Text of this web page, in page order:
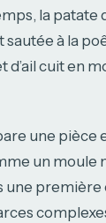
la patate
sautée à la
d’ail cuit en
une pièce
un moule
une première